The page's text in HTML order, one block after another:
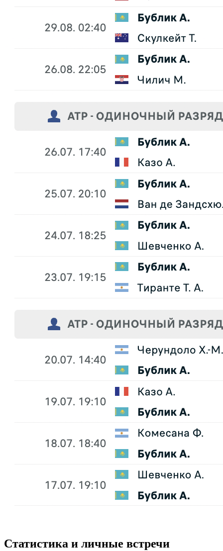
Cтатистика и личные встречи